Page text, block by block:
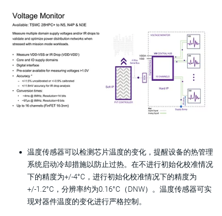
温度传感器可以检测芯片温度的变化，提醒设备的热管理
系统启动冷却措施以防止过热。在不进行初始化校准情况
下的精度为+/-4°C，进行初始化校准情况下的精度为
+/-1.2°C，分辨率约为0.16°C（DNW）。温度传感器可实
现对器件温度的变化进行严格控制。